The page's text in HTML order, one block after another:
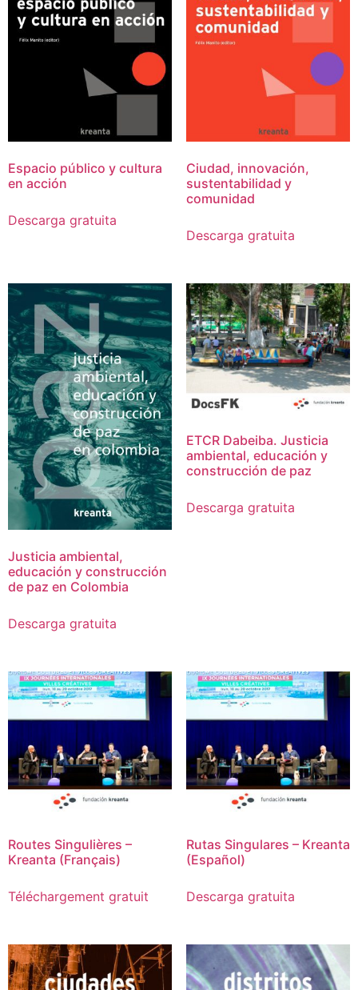
Espacio público y cultura
en acción
Descarga gratuita
Ciudad, innovación,
sustentabilidad y
comunidad
Descarga gratuita
Justicia ambiental,
educación y construcción
de paz en Colombia
Descarga gratuita
ETCR Dabeiba. Justicia
ambiental, educación y
construcción de paz
Descarga gratuita
Routes Singulières –
Kreanta (Français)
Téléchargement gratuit
Rutas Singulares – Kreanta
(Español)
Descarga gratuita